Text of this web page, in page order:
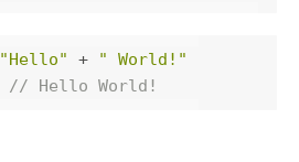
"Hello" +
" World!"
// Hello World!